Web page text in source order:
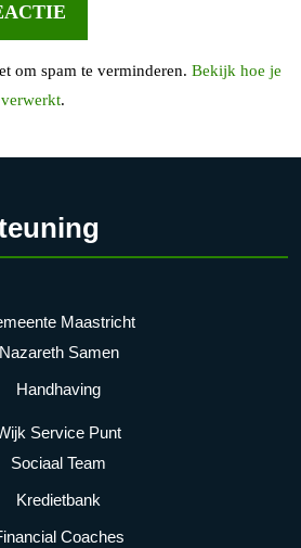
om spam te verminderen. Bekijk hoe je
.
Maastricht
Nazareth Samen
Handhaving
Service Punt
Sociaal Team
Kredietbank
Coaches